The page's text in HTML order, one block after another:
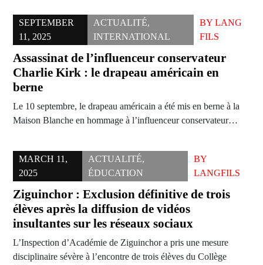
SEPTEMBER
11, 2025
ACTUALITÉ,
INTERNATIONAL
BY LANG
FILS
Assassinat de l’influenceur conservateur
Charlie Kirk : le drapeau américain en
berne
Le 10 septembre, le drapeau américain a été mis en berne à la
Maison Blanche en hommage à l’influenceur conservateur…
MARCH 11,
2025
ACTUALITÉ,
ÉDUCATION
BY
LANGFILS
Ziguinchor : Exclusion définitive de trois
élèves après la diffusion de vidéos
insultantes sur les réseaux sociaux
L’Inspection d’Académie de Ziguinchor a pris une mesure
disciplinaire sévère à l’encontre de trois élèves du Collège